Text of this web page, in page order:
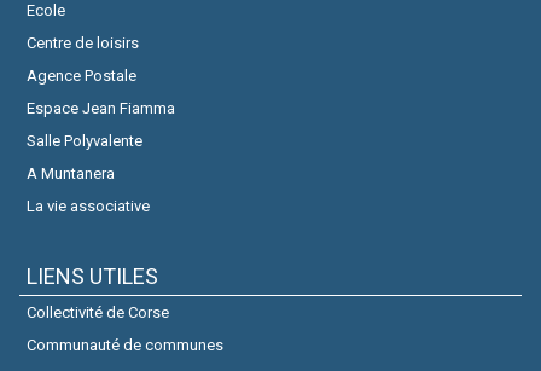
Ecole
Centre de loisirs
Agence Postale
Espace Jean Fiamma
Salle Polyvalente
A Muntanera
La vie associative
LIENS UTILES
Collectivité de Corse
Communauté de communes